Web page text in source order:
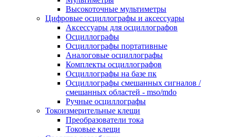
Высокоточные мультиметры
Цифровые осциллографы и аксессуары
Аксессуары для осциллографов
Осциллографы
Осциллографы портативные
Аналоговые осциллографы
Комплекты осциллографов
Осциллографы на базе пк
Осциллографы смешанных сигналов /
смешанных областей - mso/mdo
Ручные осциллографы
Токоизмерительные клещи
Преобразователи тока
Токовые клещи